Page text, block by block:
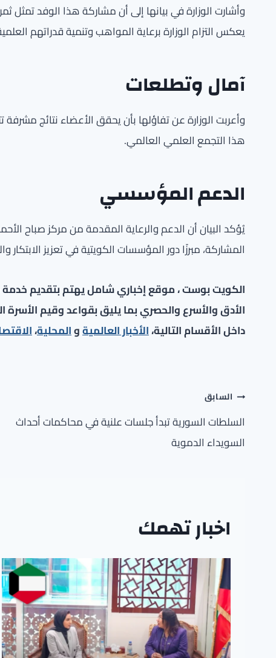
وأشارت الوزارة في بيانها إلى أن مشاركة هذا الوفد
يعكس التزام الوزارة برعاية المواهب وتنمية قدراتهم
آمال وتطلعات
وأعربت الوزارة عن تفاؤلها بأن يحقق الأعضاء نتائج
هذا التجمع العلمي العالمي.
الدعم المؤسسي
يُؤكد البيان أن الدعم والرعاية المقدمة من مركز صباح
المشاركة، مبرزًا دور المؤسسات الكويتية في تعزيز الابتكار
الكويت بوست ، موقع إخباري شامل يهتم بتقديم خدمة
الأدق والأسرع والحصري بما يليق بقواعد وقيم الأسرة
داخل الأقسام التالية،الأخبار العالميةوالمحلية،
تصفّح
المقالات
السابق
السلطات السورية تبدأ جلسات علنية في محاكمات أحداث
السويداء الدموية
اخبار تهمك